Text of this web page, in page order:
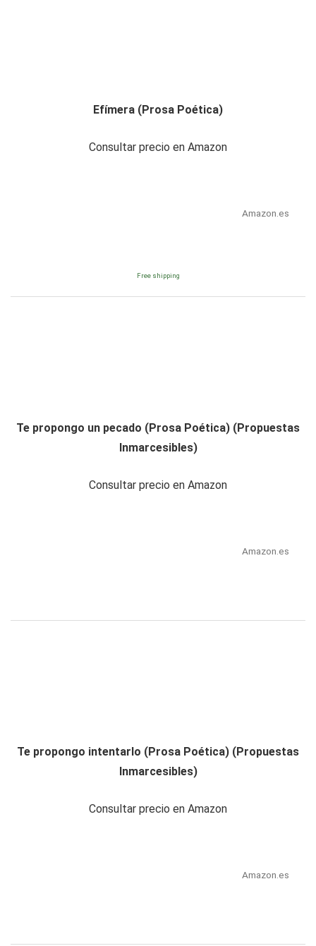
Efímera (Prosa Poética)
Consultar precio en Amazon
Amazon.es
Free shipping
Te propongo un pecado (Prosa Poética) (Propuestas
Inmarcesibles)
Consultar precio en Amazon
Amazon.es
Te propongo intentarlo (Prosa Poética) (Propuestas
Inmarcesibles)
Consultar precio en Amazon
Amazon.es